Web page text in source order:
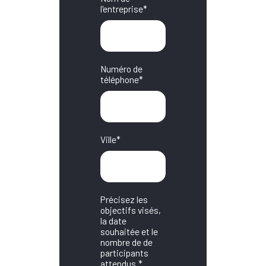
l'entreprise*
Numéro de
téléphone*
Ville*
Précisez les
objectifs visés,
la date
souhaitée et le
nombre de de
participants
attendus. *